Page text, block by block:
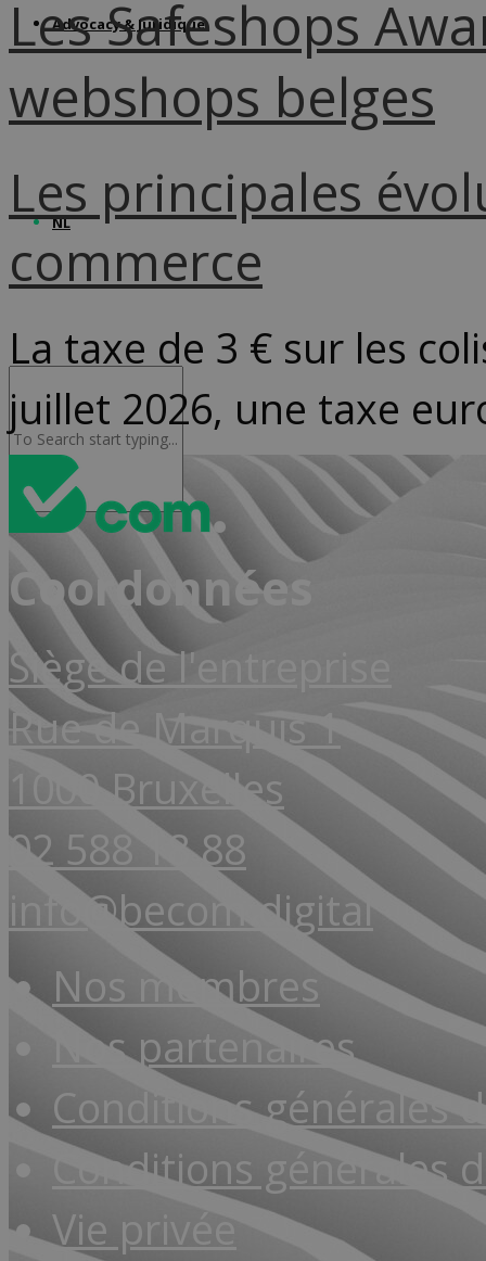
Advocacy & Juridique
NL
Les Safeshops
webshops belges
Les principales
commerce
La taxe de 3 € sur les
juillet 2026, une taxe
Coordonnées
Siège de l'entreprise
Rue de Marquis 1
1000 Bruxelles
02 588 18 88
info@becom.digital
Nos membres
Nos partenaires
Conditions générales
Conditions générales
Vie privée